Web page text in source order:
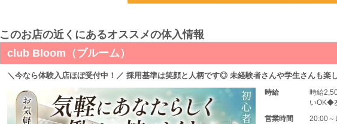
このお店の近くにあるオススメの体入情報
club Bloom（ブルーム）
＼今なら体験入店ほぼ受付中！／ 採用基準は笑顔と人柄です◎ 未経験者さんや学生さんも楽
時給
時給
いOK◆
営業時間
20:00～